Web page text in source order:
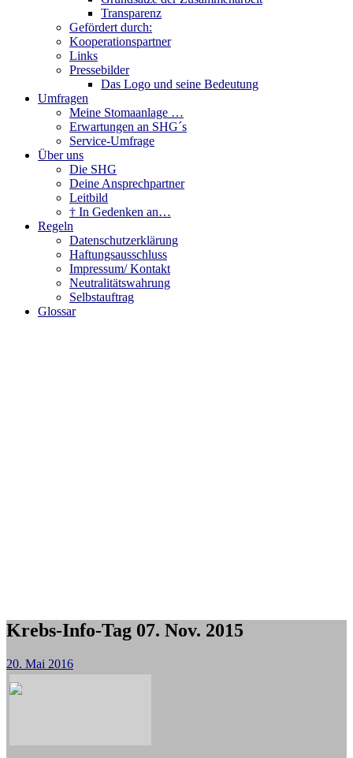
Transparenz
Gefördert durch:
Kooperationspartner
Links
Pressebilder
Das Logo und seine Bedeutung
Umfragen
Meine Stomaanlage …
Erwartungen an SHG´s
Service-Umfrage
Über uns
Die SHG
Deine Ansprechpartner
Leitbild
† In Gedenken an…
Regeln
Datenschutzerklärung
Haftungsausschluss
Impressum/ Kontakt
Neutralitätswahrung
Selbstauftrag
Glossar
Krebs-Info-Tag 07. Nov. 2015
20. Mai 2016